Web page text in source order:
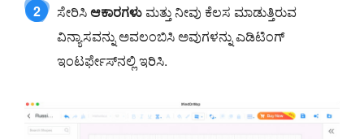
2 ಸೇರಿಸಿಆಕಾರಗಳುಮತ್ತು ನೀವು ಕೆಲಸ ಮಾಡುತ್ತಿರುವ
ವಿನ್ಯಾಸವನ್ನು ಅವಲಂಬಿಸಿ ಅವುಗಳನ್ನು ಎಡಿಟಿಂಗ್
ಇಂಟರ್ಫೇಸ್‌ನಲ್ಲಿ ಇರಿಸಿ.